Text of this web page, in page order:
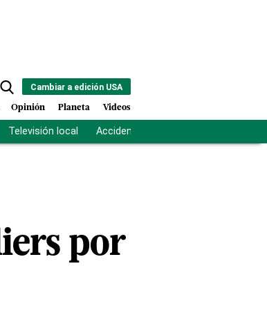
Cambiar a edición USA
Opinión Planeta Videos
Televisión local Accidente Los Ríos
por